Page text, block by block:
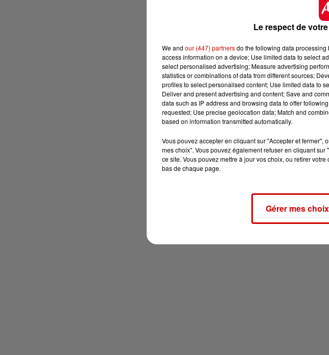
Le respect de
We and our (447) partnersdo the following data
access information on a device; Use limited data to select
select personalised advertising; Measure advertising
statistics or combinations of data from different sources;
profiles to select personalised content; Use limited data to
Deliver and present advertising and content; Save and
data such as IP address and browsing data to offer
requested; Use precise geolocation data; Match and
based on information transmitted automatically.
Vous pouvez accepter en cliquant sur "Accepter et
mes choix". Vous pouvez également refuser en cliquant
ce site. Vous pouvez mettre à jour vos choix, ou retirer
bas de chaque page.
Gérer mes choix